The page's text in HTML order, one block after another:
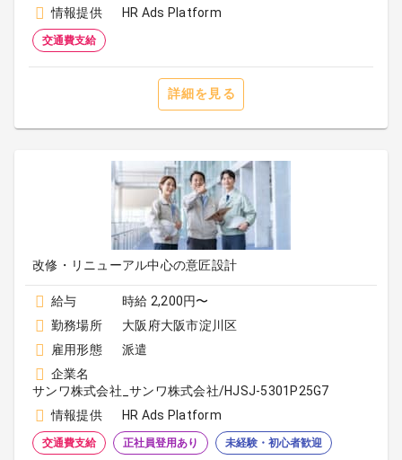
情報提供 HR Ads Platform
交通費支給
詳細を見る
改修・リニューアル中心の意匠設計
給与
時給 2,200円〜
勤務場所
大阪府大阪市淀川区
雇用形態
派遣
企業名
サンワ株式会社_サンワ株式会社/HJSJ-5301P25G7
情報提供
HR Ads Platform
交通費支給 正社員登用あり 未経験・初心者歓迎